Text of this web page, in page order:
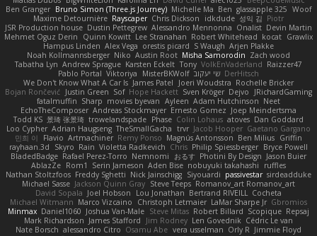
Ben Granger Bruno Simon (Three.js Journey) Michelle Ma Ben glassapple 325 Woof
Maxime Detournière Rayscaper Chris Dickson idkdude 성익 김 Piotr
JSR Production house Dustin Pettegrew Alessandro Mennonna Onalist Devin Martin
Mehmet Oguz Derin
Quinn Kowitt Lee Stranahan Robert Whitehead kocat Grawlix
Hampus Linden Alex Vega orestis picard S Waugh Arjen Plakke
Noah Kollmannsberger Niko Austin Root Misha Samorodin Zach wood
Tabatha Lyn Andrew Sprague Karsten Eckelt Tony VolkEnVaderland Raizzer47
Pablo Portal Viktoriya MisterBKWolf שי יעקוב DerHitsch
We Don't Know What A Car Is James Patel Joeri Woudstra Rochelle Bricker
Bojan Rončević Justin Green Sof Hope Hackett Sven Kröger Dejvo
JRichardGaming
fatalmuffin Sharp movies byevan Ayleen Adam Hutchinson Neet
EchoTheComposer Andreas Stockmayer Ernesto Gomez Joep Meindertsma
Todd KS 景琦 张景琦 trowelandspade Phase Colin Lohaus atoves Dan Goddard
Loo Cypher Adrian Haugseng TheSmallGacha trvr Jacob Hooper Gaetano Gargano
민희 이
Flavio Artmachiner Remy Ponso Magnús Antonsson Ben Milius Griffin
rayhaan.3d
Skyro Rain Violetta Radkevich Chris Philip Spiessberger Bryce Powell
BladedBadge Rafael Perez-Torro Nemnomi おるす Photini By Design Jason Buier
AblazZe Rom1 Serin Jameson Aden Bise nobuyuki takahashi
ruffles
Nathan Stoltzfoos Freddy Sghetti Nick Jainschigg Siyouardi passivestar sirdeadduke
Michael Sasse Jackson Quinn Gray Steve Teeps Romanov_art Romanov_art
David Sopala Joel Hobson Lou Jonathan Bertrand RIVEILL Cocheta
Michael Witmann Marco Vizcaino Christoph Letmaier LaMar Sharpe Jr Gbromios
Minmax Daniel1060 Joshua Van-Male Steve Mitas Robert Billard Scopique Repsaj
Mark Richardson James Stafford Jim Rodney Len Govednik Cédric Le van
Nate Borsch alessandro Citro Osamu Abe vera usselman Orly R Jimmie Floyd